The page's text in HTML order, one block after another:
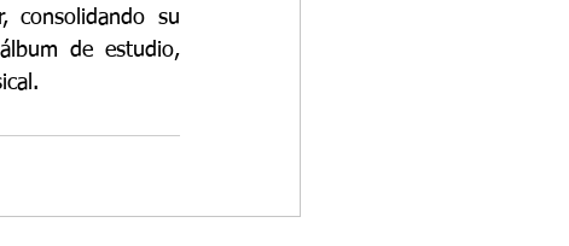
consolidando su
de estudio,